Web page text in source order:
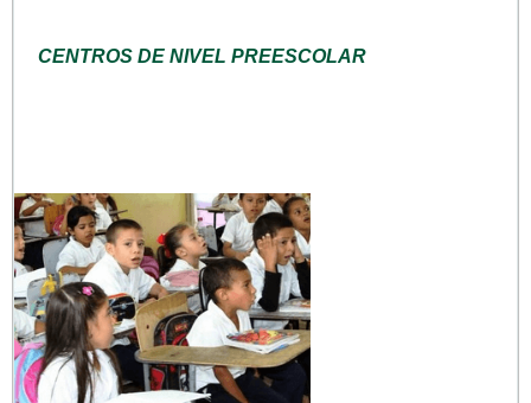
CENTROS DE NIVEL PREESCOLAR